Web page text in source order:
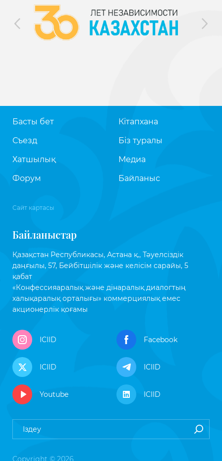
Басты бет
Съезд
Хатшылық
Форум
Кітапхана
Біз туралы
Медиа
Байланыс
Сайт картасы
Байланыстар
Қазақстан Республикасы, Астана қ., Тәуелсіздік
даңғылы, 57, Бейбітшілік және келісім сарайы, 5
қабат
«Конфессияаралық және дінаралық диалогтың
халықаралық орталығы» коммерциялық емес
акционерлік қоғамы
ICIID Facebook
ICIID ICIID
Youtube ICIID
Copyright © 2026